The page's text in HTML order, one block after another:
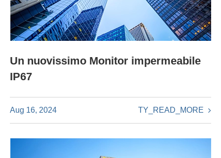
Un nuovissimo Monitor impermeabile
IP67
Aug 16, 2024 TY_READ_MORE